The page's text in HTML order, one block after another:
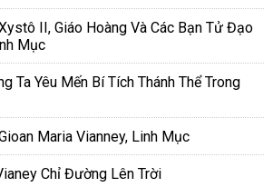
II, Giáo Hoàng Và Các Bạn Tử Đạo
Mục
Ta Yêu Mến Bí Tích Thánh Thể Trong
Maria Vianney, Linh Mục
Chỉ Đường Lên Trời